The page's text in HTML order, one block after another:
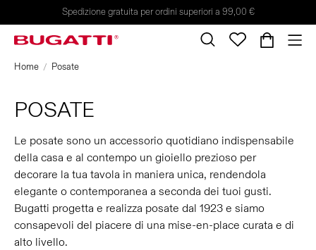
Spedizione gratuita per ordini superiori a 99,00 €
Home Posate
POSATE
Le posate sono un accessorio quotidiano indispensabile
della casa e al contempo un gioiello prezioso per
decorare la tua tavola in maniera unica, rendendola
elegante o contemporanea a seconda dei tuoi gusti.
Bugatti progetta e realizza posate dal 1923 e siamo
consapevoli del piacere di una mise-en-place curata e di
alto livello.